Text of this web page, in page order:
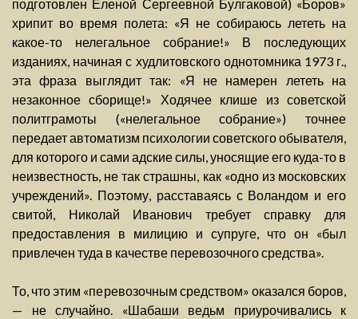
подготовлен Еленой Сергеевной Булгаковой) «Боров»
хрипит во время полета: «Я не собираюсь лететь на
какое-то нелегальное собрание!» В последующих
изданиях, начиная с худлитовского однотомника 1973 г.,
эта фраза выглядит так: «Я не намерен лететь на
незаконное сборище!» Ходячее клише из советской
политграмоты («нелегальное собрание») точнее
передает автоматизм психологии советского обывателя,
для которого и сами адские силы, уносящие его куда-то в
неизвестность, не так страшны, как «одно из московских
учреждений». Поэтому, расставаясь с Воландом и его
свитой, Николай Иванович требует справку для
предоставления в милицию и супруге, что он «был
привлечен туда в качестве перевозочного средства».
То, что этим «перевозочным средством» оказался боров,
— не случайно. «Шабаши ведьм приурочивались к